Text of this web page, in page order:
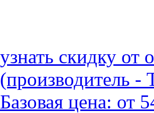
узнать скидку от
(производитель -
Базовая цена: от